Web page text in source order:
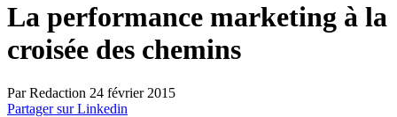
La performance marketing à la
croisée des chemins
ParRedaction 24 février 2015
Partager sur Linkedin